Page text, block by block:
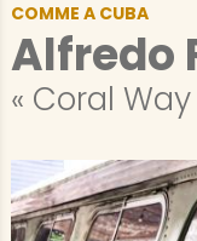
COMME A CUBA
Alfredo
« Coral Way